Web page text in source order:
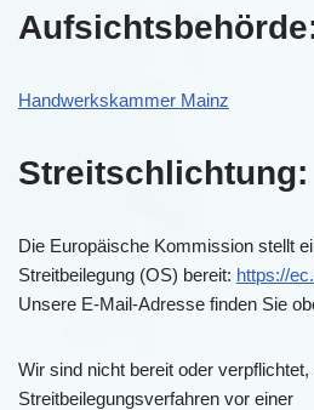
Handwerkskammer Mainz
Streitschlichtung:
Die Europäische Kommission stellt
Streitbeilegung (OS) bereit: https://
Unsere E-Mail-Adresse finden Sie
Wir sind nicht bereit oder verpflichtet,
Streitbeilegungsverfahren vor einer